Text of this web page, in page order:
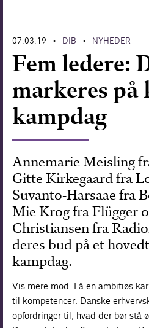
07.03.19 • DIB • NYHEDER
Fem ledere:
markeres på
kampdag
Annemarie Meisling
Gitte Kirkegaard fra
Suvanto-Harsaae fra
Mie Krog fra Flügger
Christiansen fra
deres bud på et
kampdag.
Vis mere mod. Få en ambitiøs
til kompetencer. Danske
opfordringer til, hvad der bør stå